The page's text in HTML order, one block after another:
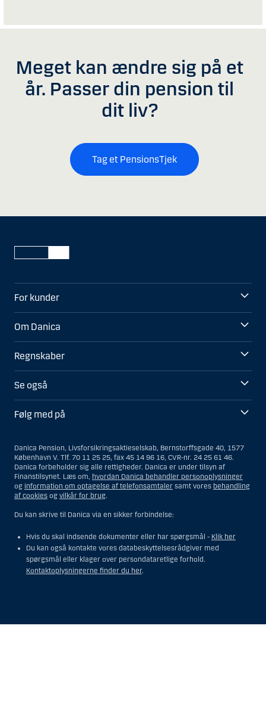
Meget kan ændre sig på et
år. Passer din pension til
dit liv?
Tag et PensionsTjek
For kunder
Om Danica
Regnskaber
Se også
Følg med på
Danica Pension, Livsforsikringsaktieselskab, Bernstorffsgade 40, 1577
København V. Tlf. 70 11 25 25, fax 45 14 96 16, CVR-nr. 24 25 61 46.
Danica forbeholder sig alle rettigheder. Danica er under tilsyn af
Finanstilsynet. Læs om, hvordan Danica behandler personoplysninger
og information om optagelse af telefonsamtaler samt vores behandling
af cookies og vilkår for brug.
Du kan skrive til Danica via en sikker forbindelse:
Hvis du skal indsende dokumenter eller har spørgsmål - Klik her
Du kan også kontakte vores databeskyttelsesrådgiver med
spørgsmål eller klager over persondataretlige forhold.
Kontaktoplysningerne finder du her.